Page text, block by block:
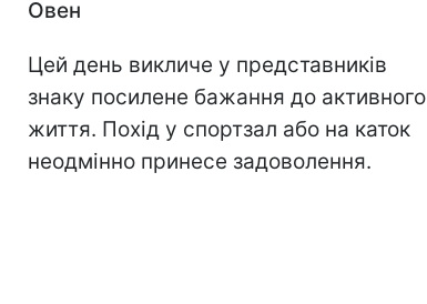
Овен
Цей день викличе у представників
знаку посилене бажання до активного
життя. Похід у спортзал або на каток
неодмінно принесе задоволення.